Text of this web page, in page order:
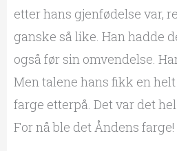
etter hans gjenfødelse var,
ganske så like. Han hadde
også før sin omvendelse.
Men talene hans fikk en
farge etterpå. Det var det
For nå ble det Åndens farge!